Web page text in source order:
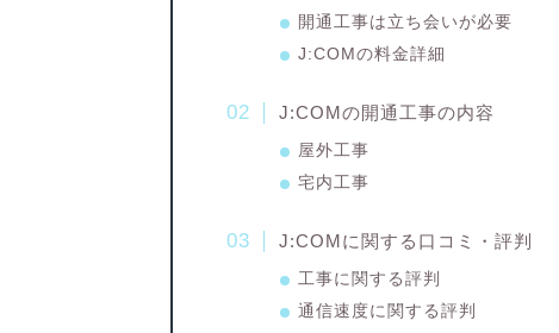
開通工事は立ち会いが必要
J:COMの料金詳細
J:COMの開通工事の内容
屋外工事
宅内工事
J:COMに関する口コミ・評判
工事に関する評判
通信速度に関する評判